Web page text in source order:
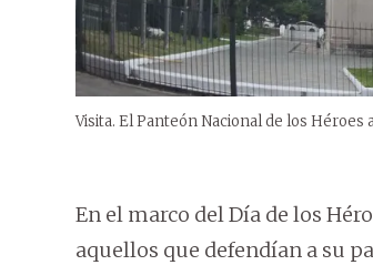
Visita. El Panteón Nacional de los Héroes
En el marco del Día de los
aquellos que defendían a su